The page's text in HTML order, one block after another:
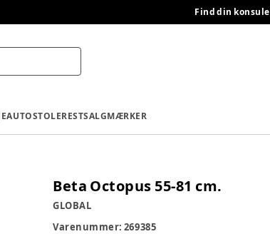
Find din
AUTOSTOLERESTSALGMÆRKER
Beta Octopus 55-81 cm.
GLOBAL
Varenummer: 269385